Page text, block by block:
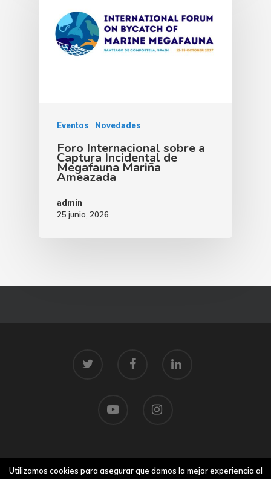
Eventos Novedades
Foro Internacional sobre a
Captura Incidental de
Megafauna Mariña
Ameazada
admin
25 junio, 2026
Aviso legal
Utilizamos cookies para asegurar que damos la mejor experiencia al